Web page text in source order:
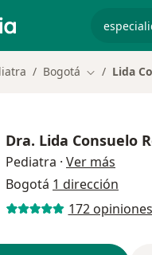
Bogotá Cambiar de
Lida
Dra. Lida Consuelo
Pediatra · Ver más
Bogotá 1 dirección
172 opiniones